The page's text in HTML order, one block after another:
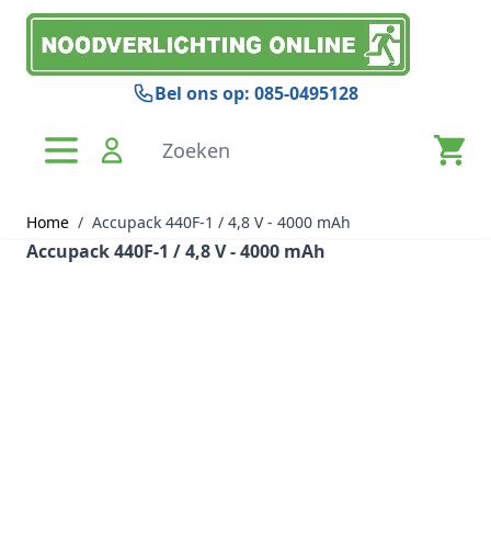
Ga naar de inhoud
Bel ons op: 085-0495128
Zoeken
Home / Accupack 440F-1 / 4,8 V - 4000 mAh
Accupack 440F-1 / 4,8 V - 4000 mAh